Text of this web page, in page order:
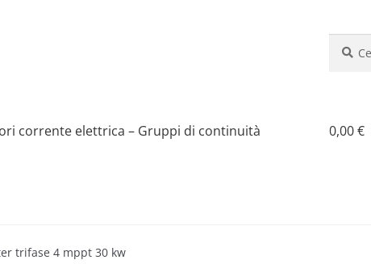
corrente elettrica – Gruppi di continuità
Sample Page
0,00€
trifase 4 mppt 30 kw